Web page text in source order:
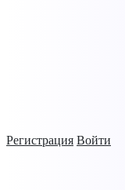
Регистрация Войти